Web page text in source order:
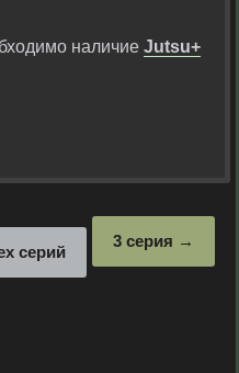
наличие Jutsu+
3 серия
серий